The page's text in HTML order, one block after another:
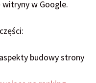
witryny w Google.
budowy strony